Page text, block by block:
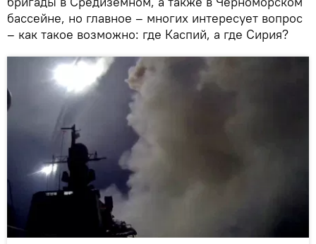
бассейне, но главное – многих интересует вопрос
– как такое возможно: где Каспий, а где Сирия?